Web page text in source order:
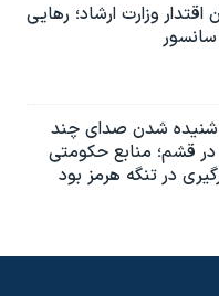
اقتدار وزارت ارشاد؛ رهایی
سانسور
شنیده شدن صدای چند
در قشم؛ منابع حکومتی
در تنگه هرمز بود